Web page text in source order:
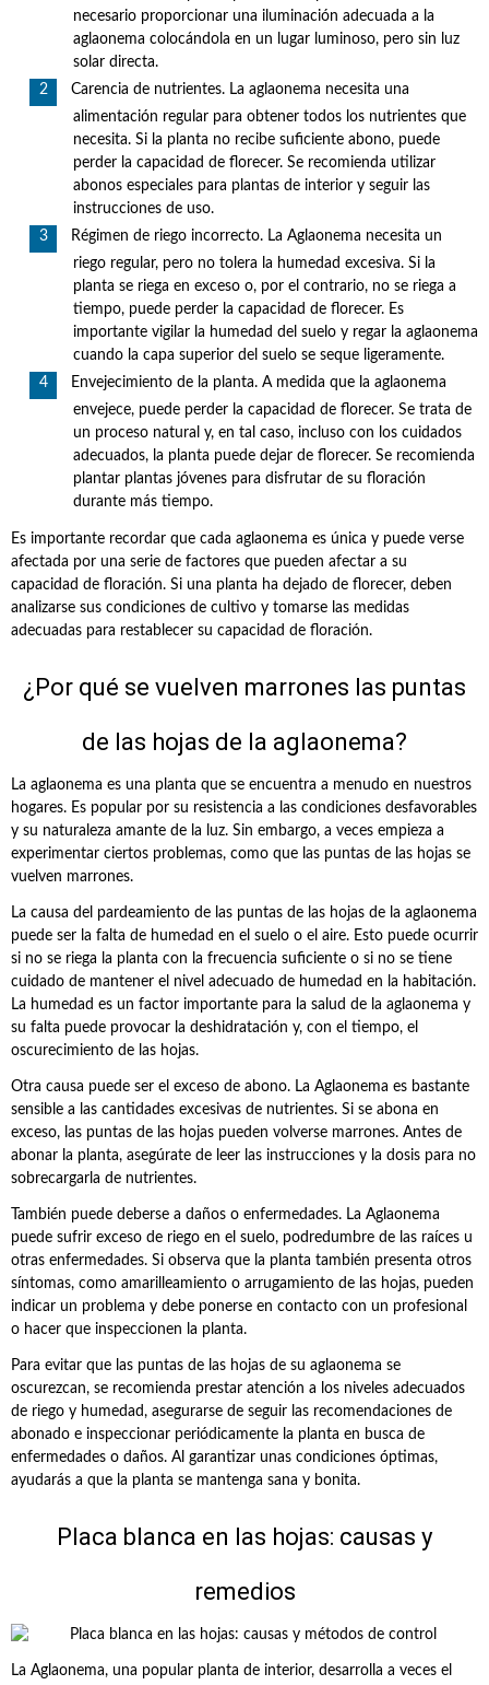
necesario proporcionar una iluminación adecuada a la
aglaonema colocándola en un lugar luminoso, pero sin luz
solar directa.
Carencia de nutrientes. La aglaonema necesita una
alimentación regular para obtener todos los nutrientes que
necesita. Si la planta no recibe suficiente abono, puede
perder la capacidad de florecer. Se recomienda utilizar
abonos especiales para plantas de interior y seguir las
instrucciones de uso.
Régimen de riego incorrecto. La Aglaonema necesita un
riego regular, pero no tolera la humedad excesiva. Si la
planta se riega en exceso o, por el contrario, no se riega a
tiempo, puede perder la capacidad de florecer. Es
importante vigilar la humedad del suelo y regar la aglaonema
cuando la capa superior del suelo se seque ligeramente.
Envejecimiento de la planta. A medida que la aglaonema
envejece, puede perder la capacidad de florecer. Se trata de
un proceso natural y, en tal caso, incluso con los cuidados
adecuados, la planta puede dejar de florecer. Se recomienda
plantar plantas jóvenes para disfrutar de su floración
durante más tiempo.
Es importante recordar que cada aglaonema es única y puede verse
afectada por una serie de factores que pueden afectar a su
capacidad de floración. Si una planta ha dejado de florecer, deben
analizarse sus condiciones de cultivo y tomarse las medidas
adecuadas para restablecer su capacidad de floración.
¿Por qué se vuelven marrones las puntas
de las hojas de la aglaonema?
La aglaonema es una planta que se encuentra a menudo en nuestros
hogares. Es popular por su resistencia a las condiciones desfavorables
y su naturaleza amante de la luz. Sin embargo, a veces empieza a
experimentar ciertos problemas, como que las puntas de las hojas se
vuelven marrones.
La causa del pardeamiento de las puntas de las hojas de la aglaonema
puede ser la falta de humedad en el suelo o el aire. Esto puede ocurrir
si no se riega la planta con la frecuencia suficiente o si no se tiene
cuidado de mantener el nivel adecuado de humedad en la habitación.
La humedad es un factor importante para la salud de la aglaonema y
su falta puede provocar la deshidratación y, con el tiempo, el
oscurecimiento de las hojas.
Otra causa puede ser el exceso de abono. La Aglaonema es bastante
sensible a las cantidades excesivas de nutrientes. Si se abona en
exceso, las puntas de las hojas pueden volverse marrones. Antes de
abonar la planta, asegúrate de leer las instrucciones y la dosis para no
sobrecargarla de nutrientes.
También puede deberse a daños o enfermedades. La Aglaonema
puede sufrir exceso de riego en el suelo, podredumbre de las raíces u
otras enfermedades. Si observa que la planta también presenta otros
síntomas, como amarilleamiento o arrugamiento de las hojas, pueden
indicar un problema y debe ponerse en contacto con un profesional
o hacer que inspeccionen la planta.
Para evitar que las puntas de las hojas de su aglaonema se
oscurezcan, se recomienda prestar atención a los niveles adecuados
de riego y humedad, asegurarse de seguir las recomendaciones de
abonado e inspeccionar periódicamente la planta en busca de
enfermedades o daños. Al garantizar unas condiciones óptimas,
ayudarás a que la planta se mantenga sana y bonita.
Placa blanca en las hojas: causas y
remedios
La Aglaonema, una popular planta de interior, desarrolla a veces el